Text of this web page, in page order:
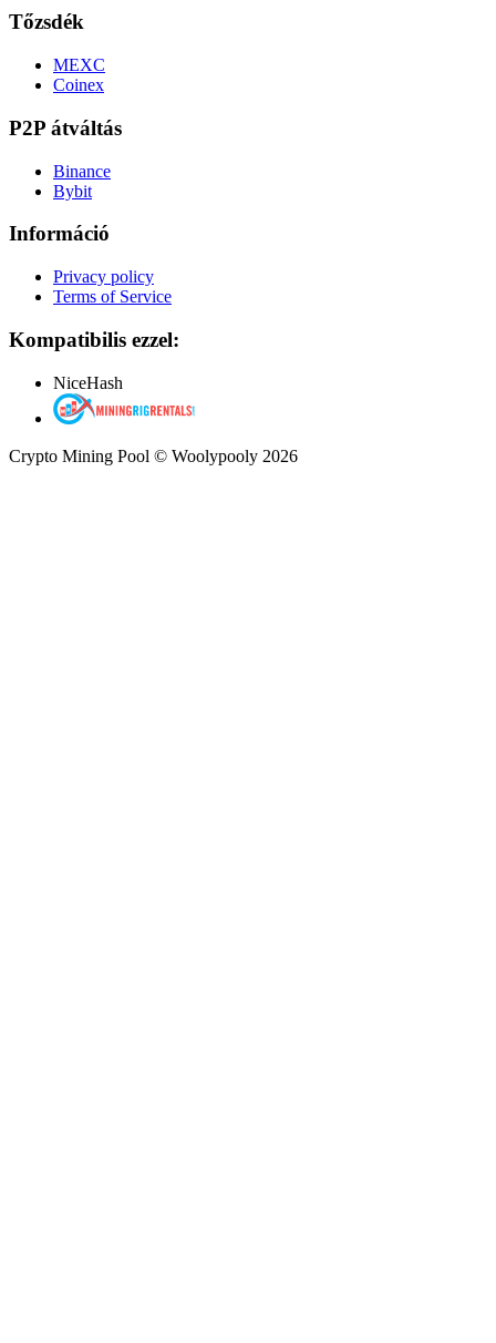
Tőzsdék
MEXC
Coinex
P2P átváltás
Binance
Bybit
Információ
Privacy policy
Terms of Service
Kompatibilis ezzel:
NiceHash
Crypto Mining Pool © Woolypooly 2026